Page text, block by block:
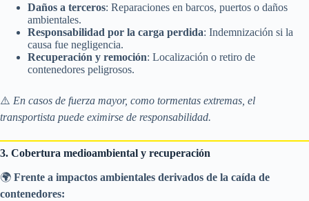
Daños a terceros: Reparaciones en barcos, puertos o daños
ambientales.
Responsabilidad por la carga perdida: Indemnización si la
causa fue negligencia.
Recuperación y remoción: Localización o retiro de
contenedores peligrosos.
⚠️ En casos de fuerza mayor, como tormentas extremas, el
transportista puede eximirse de responsabilidad.
3. Cobertura medioambiental y recuperación
🌍 Frente a impactos ambientales derivados de la caída de
contenedores: